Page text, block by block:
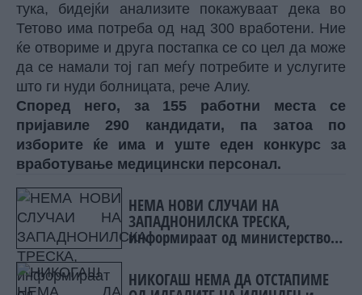
тука, бидејќи анализите покажуваат дека во
Тетово има потреба од над 300 вработени. Ние
ќе отвориме и друга постапка се со цел да може
да се намали тој гап меѓу потребите и услугите
што ги нуди болницата, рече Алиу.
Според него, за 155 работни места се
пријавиле 290 кандидати, па затоа по
изборите ќе има и уште еден конкурс за
вработување медицински персонал.
НЕМА НОВИ СЛУЧАИ НА
ЗАПАДНОНИЛСКА ТРЕСКА,
информираат од министерството
НИКОГАШ НЕМА ДА ОТСТАПИМЕ